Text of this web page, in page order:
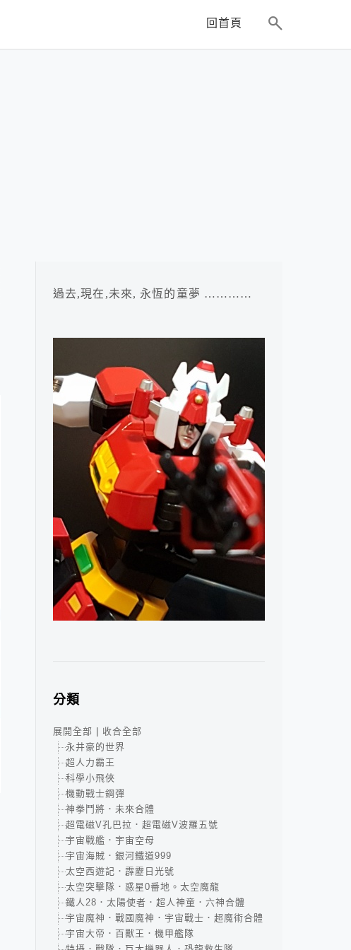
回首頁
過去,現在,未來, 永恆的童夢 …………
分類
展開全部
收合全部
永井豪的世界
超人力霸王
科學小飛俠
機動戰士鋼彈
神拳鬥將．未來合體
超電磁V孔巴拉．超電磁V波羅五號
宇宙戰艦．宇宙空母
宇宙海賊．銀河鐵道999
太空西遊記．霹靂日光號
太空突擊隊．惑星0番地。太空魔龍
鐵人28．太陽使者．超人神童．六神合體
宇宙魔神．戰國魔神．宇宙戰士．超魔術合體
宇宙大帝．百獸王．機甲艦隊